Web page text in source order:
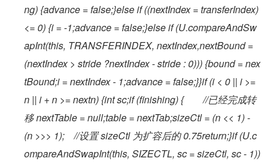
ng) {advance = false;}else if ((nextIndex = transferIndex)
<= 0) {i = -1;advance = false;}else if (U.compareAndSw
apInt(this, TRANSFERINDEX, nextIndex,nextBound =
(nextIndex > stride ?nextIndex - stride : 0))) {bound = nex
tBound;i = nextIndex - 1;advance = false;}}if (i < 0 || i >=
n || i + n >= nextn) {int sc;if (finishing) {        //已经完成转
移 nextTable = null;table = nextTab;sizeCtl = (n << 1) -
(n >>> 1);    //设置 sizeCtl 为扩容后的 0.75return;}if (U.c
ompareAndSwapInt(this, SIZECTL, sc = sizeCtl, sc - 1))